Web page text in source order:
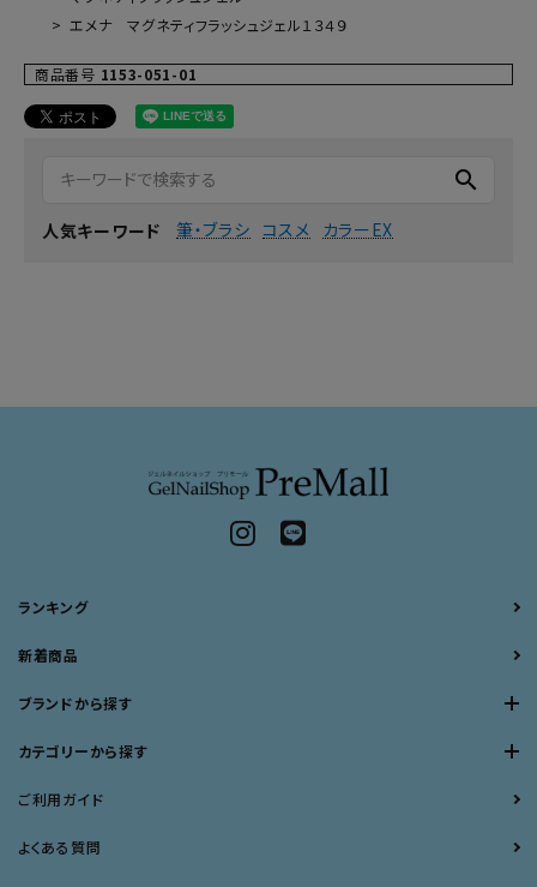
エメナ マグネティフラッシュジェル１３４９
商品番号 1153-051-01
search
人気キーワード 筆・ブラシ コスメ カラーEX
ランキング
新着商品
ブランドから探す
カテゴリーから探す
ご利用ガイド
よくある質問